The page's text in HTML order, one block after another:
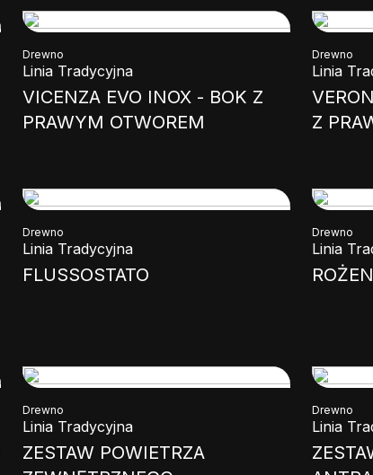
Drewno
Linia Tradycyjna
VICENZA EVO INOX - BOK Z
PRAWYM OTWOREM
Drewno
Linia
Z
Drewno
Linia Tradycyjna
FLUSSOSTATO
Drewno
Linia
ROŻEN
Drewno
Linia Tradycyjna
ZESTAW POWIETRZA
Drewno
Linia